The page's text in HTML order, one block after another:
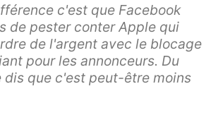
c'est que Facebook
de pester conter Apple qui
de l'argent avec le blocage
pour les annonceurs. Du
dis que c'est peut-être moins